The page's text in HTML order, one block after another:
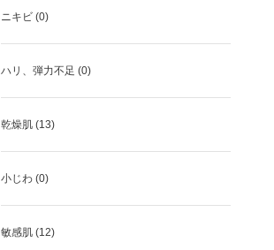
ニキビ (0)
ハリ、弾力不足 (0)
乾燥肌 (13)
小じわ (0)
敏感肌 (12)